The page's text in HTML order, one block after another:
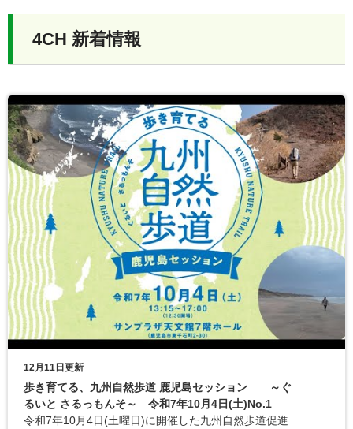
4CH 新着情報
12月11日更新
歩き育てる、九州自然歩道 鹿児島セッション ～ぐ
るいと さるっもんそ～ 令和7年10月4日(土)No.1
令和7年10月4日(土曜日)に開催した九州自然歩道促進